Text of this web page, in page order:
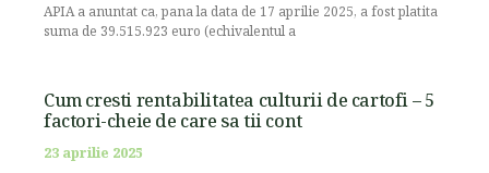
APIA a anuntat ca, pana la data de 17 aprilie 2025, a fost platita
suma de 39.515.923 euro (echivalentul a
Cum cresti rentabilitatea culturii de cartofi – 5
factori-cheie de care sa tii cont
23 aprilie 2025